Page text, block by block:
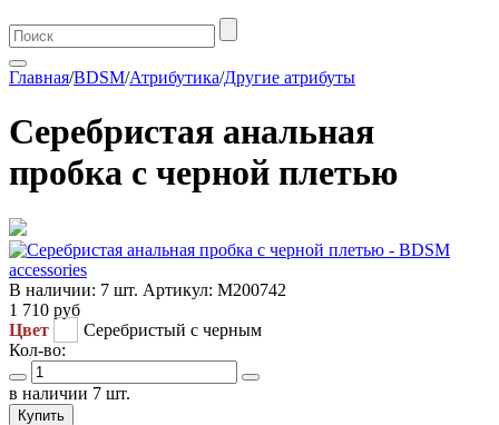
Главная/BDSM/Атрибутика/Другие атрибуты
Серебристая анальная
пробка с черной плетью
В наличии: 7 шт. Артикул: M200742
1 710 руб
Цвет
Серебристый с черным
Кол-во:
в наличии 7 шт.
Купить